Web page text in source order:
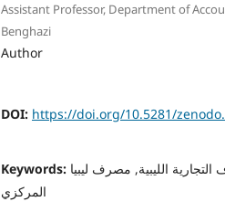
Assistant Professor, Department of
Benghazi
Author
DOI: https://doi.org/10.5281/
Keywords: التجارية الليبية, مصرف ليبيا
المركزي